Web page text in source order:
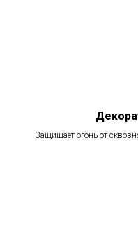
Защищает огонь от